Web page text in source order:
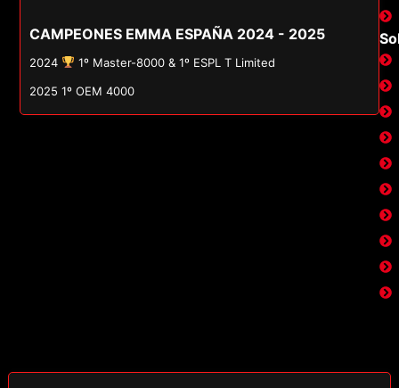
CAMPEONES EMMA ESPAÑA 2024 - 2025
2024
1º Master-8000 & 1º ESPL T Limited
2025 1º OEM 4000